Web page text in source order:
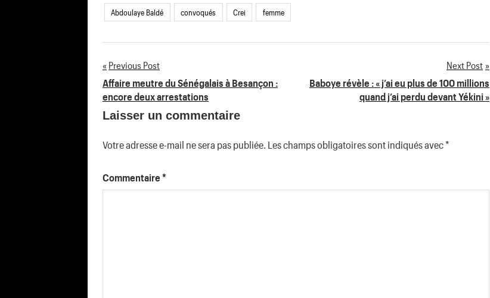
Abdoulaye Baldé convoqués Crei femme
Navigation
de
Previous Post
Affaire meutre du Sénégalais à Besançon :
encore deux arrestations
Next Post
Baboye révèle : « j’ai eu plus de 100 millions
quand j’ai perdu devant Yékini »
Laisser un commentaire
Votre adresse e-mail ne sera pas publiée. Les champs obligatoires sont indiqués avec*
Commentaire *